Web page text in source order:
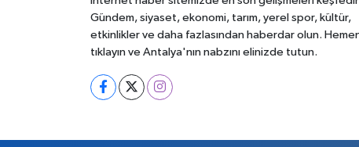
Gündem, siyaset, ekonomi, tarım, yerel spor, kültür,
etkinlikler ve daha fazlasından haberdar olun.
tıklayın ve Antalya'nın nabzını elinizde tutun.